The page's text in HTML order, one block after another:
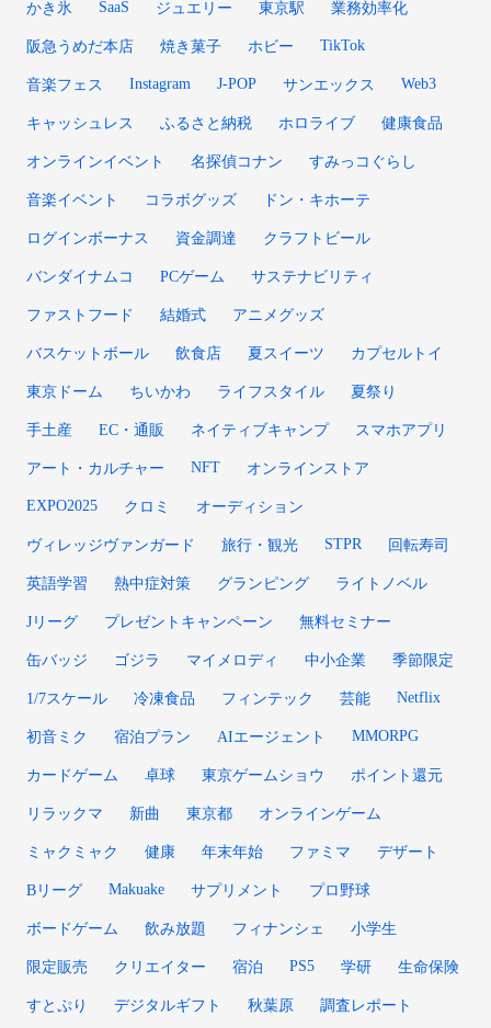
かき氷 SaaS ジュエリー 東京駅 業務効率化
阪急うめだ本店 焼き菓子 ホビー TikTok
音楽フェス Instagram J-POP サンエックス Web3
キャッシュレス ふるさと納税 ホロライブ 健康食品
オンラインイベント 名探偵コナン すみっコぐらし
音楽イベント コラボグッズ ドン・キホーテ
ログインボーナス 資金調達 クラフトビール
バンダイナムコ PCゲーム サステナビリティ
ファストフード 結婚式 アニメグッズ
バスケットボール 飲食店 夏スイーツ カプセルトイ
東京ドーム ちいかわ ライフスタイル 夏祭り
手土産 EC・通販 ネイティブキャンプ スマホアプリ
アート・カルチャー NFT オンラインストア
EXPO2025 クロミ オーディション
ヴィレッジヴァンガード 旅行・観光 STPR 回転寿司
英語学習 熱中症対策 グランピング ライトノベル
Jリーグ プレゼントキャンペーン 無料セミナー
缶バッジ ゴジラ マイメロディ 中小企業 季節限定
1/7スケール 冷凍食品 フィンテック 芸能 Netflix
初音ミク 宿泊プラン AIエージェント MMORPG
カードゲーム 卓球 東京ゲームショウ ポイント還元
リラックマ 新曲 東京都 オンラインゲーム
ミャクミャク 健康 年末年始 ファミマ デザート
Bリーグ Makuake サプリメント プロ野球
ボードゲーム 飲み放題 フィナンシェ 小学生
限定販売 クリエイター 宿泊 PS5 学研 生命保険
すとぷり デジタルギフト 秋葉原 調査レポート